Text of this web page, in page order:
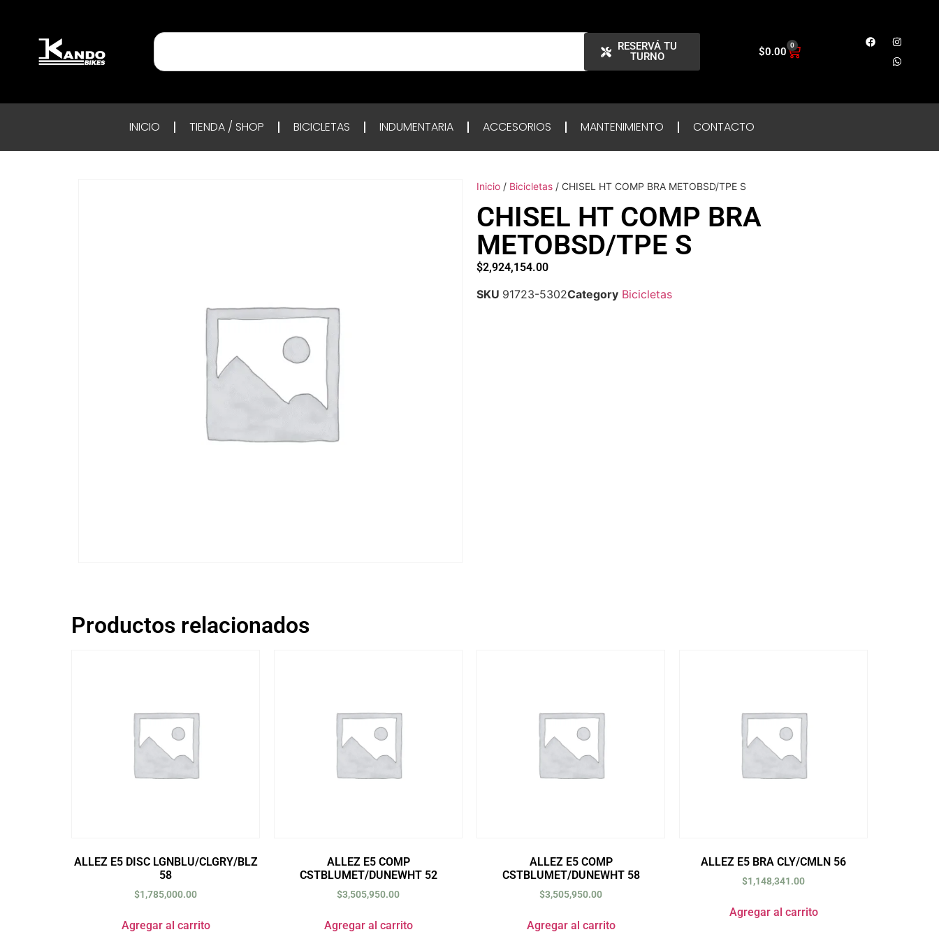
RESERVÁ TU
TURNO
$0.00 0
INICIO TIENDA / SHOP BICICLETAS INDUMENTARIA ACCESORIOS MANTENIMIENTO CONTACTO
Inicio / Bicicletas / CHISEL HT COMP BRA METOBSD/TPE S
CHISEL HT COMP BRA
METOBSD/TPE S
$2,924,154.00
SKU 91723-5302Category Bicicletas
Productos relacionados
ALLEZ E5 DISC LGNBLU/CLGRY/BLZ
58
$1,785,000.00
Agregar al carrito
ALLEZ E5 COMP
CSTBLUMET/DUNEWHT 52
$3,505,950.00
Agregar al carrito
ALLEZ E5 COMP
CSTBLUMET/DUNEWHT 58
$3,505,950.00
Agregar al carrito
ALLEZ E5 BRA CLY/CMLN 56
$1,148,341.00
Agregar al carrito